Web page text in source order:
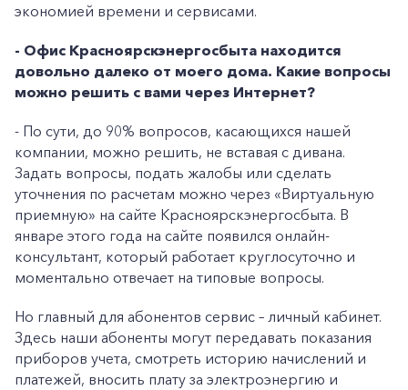
экономией времени и сервисами.
- Офис Красноярскэнергосбыта находится
довольно далеко от моего дома. Какие вопросы
можно решить с вами через Интернет?
- По сути, до 90% вопросов, касающихся нашей
компании, можно решить, не вставая с дивана.
Задать вопросы, подать жалобы или сделать
уточнения по расчетам можно через «Виртуальную
приемную» на сайте Красноярскэнергосбыта. В
январе этого года на сайте появился онлайн-
консультант, который работает круглосуточно и
моментально отвечает на типовые вопросы.
Но главный для абонентов сервис – личный кабинет.
Здесь наши абоненты могут передавать показания
приборов учета, смотреть историю начислений и
платежей, вносить плату за электроэнергию и